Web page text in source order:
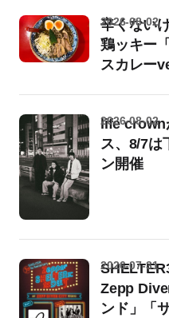
辛くない
鶏ッキー
スカレー
2026-08-02
life crown
ス、8/7は
ン開催
2026-08-02
Zepp
ンド」「
2026-07-31